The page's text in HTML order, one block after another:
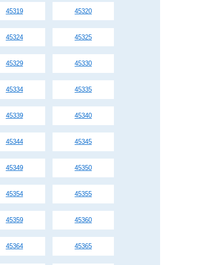
45319 45320
45324 45325
45329 45330
45334 45335
45339 45340
45344 45345
45349 45350
45354 45355
45359 45360
45364 45365